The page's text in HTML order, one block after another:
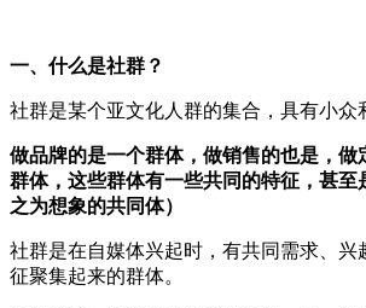
一、什么是社群？
社群是某个亚文化人群的集合，具有小众
做品牌的是一个群体，做销售的也是，做
群体，这些群体有一些共同的特征，甚至
之为想象的共同体）
社群是在自媒体兴起时，有共同需求、兴
征聚集起来的群体。